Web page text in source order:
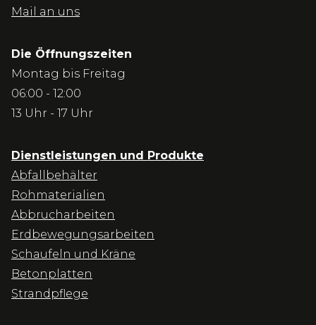
Mail an uns
Die Öffnungszeiten
Montag bis Freitag
06:00 - 12:00
13 Uhr - 17 Uhr
Dienstleistungen und Produkte
Abfallbehälter
Rohmaterialien
Abbrucharbeiten
Erdbewegungsarbeiten
Schaufeln und Kräne
Betonplatten
Strandpflege